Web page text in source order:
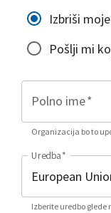
Izbriši
Pošlji mi
Polno ime*
Organizacija bo to
Uredba*
Izberite uredbo glede